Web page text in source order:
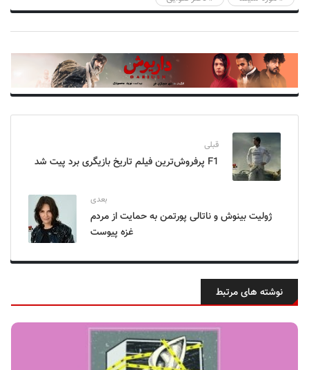
قبلی
F1 پرفروش‌ترین فیلم تاریخ بازیگری برد پیت شد
بعدی
ژولیت بینوش و ناتالی پورتمن به حمایت از مردم
غزه پیوست
نوشته های مرتبط